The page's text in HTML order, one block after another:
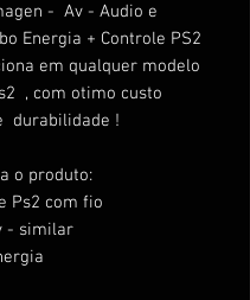
- Av - Audio e
Energia + Controle PS2
em qualquer modelo
, com otimo custo
durabilidade !
o produto:
Ps2 com fio
- similar